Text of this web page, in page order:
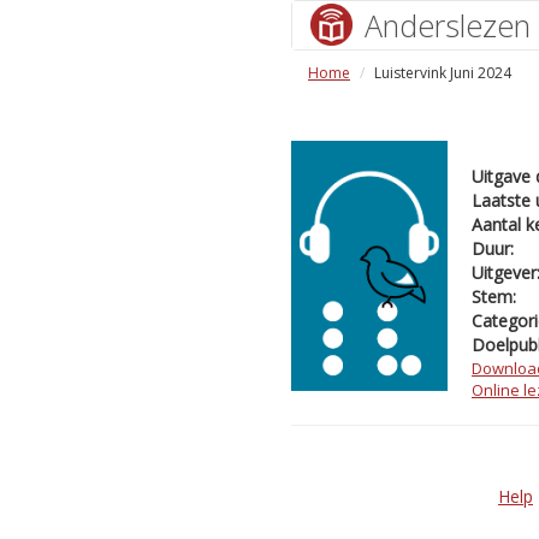
Anderslezen
Home Luistervink Juni 2024
Uitgave
Laatste
Aantal
Duur:
Uitgever:
Stem:
Online
Help